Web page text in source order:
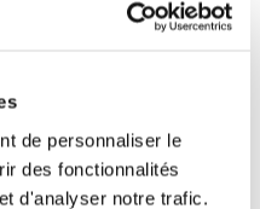
de personnaliser le
des fonctionnalités
d'analyser notre trafic.
sont irréguliers au futur
simple : j'enverrai, tu